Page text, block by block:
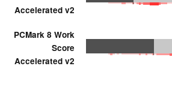
Accelerated v2
PCMark 8 Work
Score
Accelerated v2